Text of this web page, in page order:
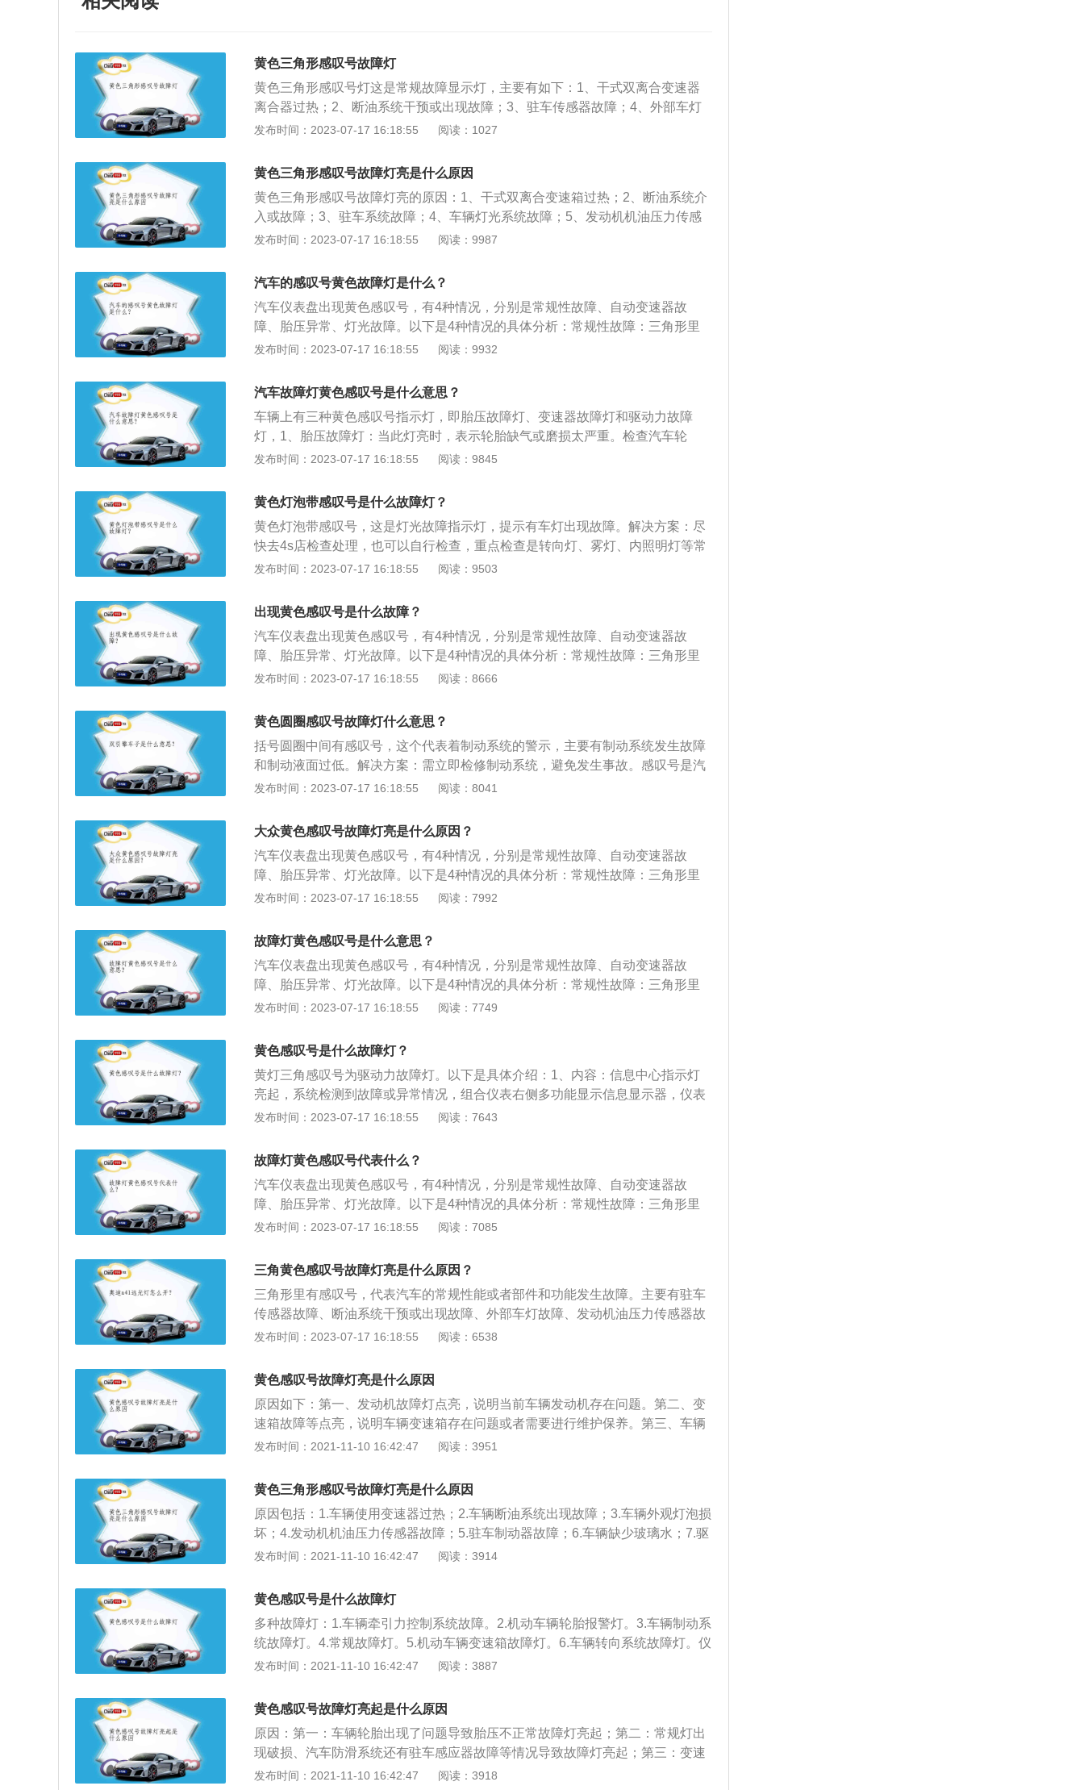
黄色三角形感叹号故障灯
黄色三角形感叹号灯这是常规故障显示灯，主要有如下：1、干式双离合变速器
离合器过热；2、断油系统干预或出现故障；3、驻车传感器故障；4、外部车灯
故障；5、发动机油压力传感器故障；6、驱动防滑系统警示或故障。括号圆圈中
开关后亮起几秒钟，启动发动机后熄灭；2、当拉起手制动时亮起，放下时熄
灭；3、制动液面过低，行驶过程中亮起；4、制动系统发生故障亮起。括号下面
一横中间1个叹号。这是轮胎气压监测警示灯，当车辆的某个轮胎的气压过低
时，该警告灯亮起。黄三角形感叹号故障灯亮，可以先关闭发动机，等待一段时
间之后重新点火，这个主要是因为变速箱过热，如果温度降下来，这个故障灯也
表车出问题了。
发布时间：2023-07-17 16:18:55 阅读：1027
黄色三角形感叹号故障灯亮是什么原因
黄色三角形感叹号故障灯亮的原因：1、干式双离合变速箱过热；2、断油系统介
入或故障；3、驻车系统故障；4、车辆灯光系统故障；5、发动机机油压力传感
器故障；6、驱动防滑系统警示或故障。三角形中间有一个感叹号，是常规故障
三角形感叹号灯就会亮起。汽车的常规故障的原因和解决方法：1、干式双离合
变速箱过热：当干式双离合变速器超负荷运转，使其离合器的温度异常增高时，
常规故障灯就会亮起。解决办法：这种情况要立即停车检查，等变速箱温度自然
冷却后再继续行驶。2、断油系统介入或故障：当发动机转速超过设计（设定）
转速的时候，发动机会切断供油，引起故障灯亮，或者断油系统故障引起故障灯
障：驻车系统出现故障一般是倒车雷达损坏了。解决办法：这种情况要检查汽车
的倒车雷达，必要时可以直接对其进行更换。4、车辆灯光系统故障：当汽车的
前大灯、雾灯、转向灯、刹车灯等受损时，也会引起常规故障灯亮。解决办法：
油压力传感器故障，说明发动机机油压力低于规定值，可能存在漏油现象。解决
对发动机进行检查维修。6、驱动防滑系统警示或故障：制动系统故障，可能是
缺少制动液或制动分泵损坏。解决办法：建议呼叫救援，用拖车拖去4s店对制动
系统进行检查维修。
发布时间：2023-07-17 16:18:55 阅读：9987
汽车的感叹号黄色故障灯是什么？
汽车仪表盘出现黄色感叹号，有4种情况，分别是常规性故障、自动变速器故
障、胎压异常、灯光故障。以下是4种情况的具体分析：常规性故障：三角形里
有感叹号，如果这个符号亮起，代表汽车的常规性能或者部件和功能发生故障。
力传感器故障等。需要前往4S店进行检修，查出故障来源。自动变速器故障：黄
色齿轮里面有感叹号，这是自动变速器故障警告灯，说明变速箱存在故障或变速
箱润滑油低于正常范围。需及时更换变速箱油。胎压异常：括号下面一横中间有
感叹号，这个代表着轮胎气压监测警示灯，当汽车的轮胎气压过低时，该警告灯
就会亮起。需检查汽车胎压，将胎压恢复到正常范围内。灯光故障：黄色灯泡感
处理，也可以自行检查，重点检查是转向灯、雾灯、内照明灯等常用的灯泡，看
看是哪里出现了问题。还有一种红色感叹号括号圆圈中间有感叹号，这个代表着
制动系统的警示，主要有制动系统发生故障和制动液面过低。需立即检修制动系
发布时间：2023-07-17 16:18:55 阅读：9932
汽车故障灯黄色感叹号是什么意思？
车辆上有三种黄色感叹号指示灯，即胎压故障灯、变速器故障灯和驱动力故障
灯，1、胎压故障灯：当此灯亮时，表示轮胎缺气或磨损太严重。检查汽车轮
胎，补充胎压；2、变速器故障指示灯：故障指示灯是一个档位模式。灯亮表示
驱动力控制系统已关闭。当车辆故障灯亮时，表示车辆某处发生故障，车主应及
时检查维修。
发布时间：2023-07-17 16:18:55 阅读：9845
黄色灯泡带感叹号是什么故障灯？
黄色灯泡带感叹号，这是灯光故障指示灯，提示有车灯出现故障。解决方案：尽
快去4s店检查处理，也可以自行检查，重点检查是转向灯、雾灯、内照明灯等常
用的灯泡，看看是哪里出现了问题。感叹号是汽车常见的故障提示，除了黄色灯
齿轮里面有感叹号、括号圆圈中间有感叹号、括号下面一横中间有感叹号。以下
是具体分析：常规性故障：三角形里有感叹号，如果这个符号亮起，代表汽车的
常规性能或者部件和功能发生故障。主要有驻车传感器故障、断油系统干预或出
现故障、外部车灯故障、发动机油压力传感器故障等。需要前往4S店进行检修，
查出故障来源。自动变速器故障：黄色齿轮里面有感叹号，这是自动变速器故障
油。制动系统故障：括号圆圈中间有感叹号，这个代表着制动系统的警示，主要
有制动系统发生故障和制动液面过低。需立即检修制动系统，避免发生事故。胎
压异常：括号下面一横中间有感叹号，这个代表着轮胎气压监测警示灯，当汽车
围内。
发布时间：2023-07-17 16:18:55 阅读：9503
出现黄色感叹号是什么故障？
汽车仪表盘出现黄色感叹号，有4种情况，分别是常规性故障、自动变速器故
障、胎压异常、灯光故障。以下是4种情况的具体分析：常规性故障：三角形里
有感叹号，如果这个符号亮起，代表汽车的常规性能或者部件和功能发生故障。
力传感器故障等。需要前往4S店进行检修，查出故障来源。自动变速器故障：黄
色齿轮里面有感叹号，这是自动变速器故障警告灯，说明变速箱存在故障或变速
箱润滑油低于正常范围。需及时更换变速箱油。胎压异常：括号下面一横中间有
感叹号，这个代表着轮胎气压监测警示灯，当汽车的轮胎气压过低时，该警告灯
就会亮起。需检查汽车胎压，将胎压恢复到正常范围内。灯光故障：黄色灯泡感
处理，也可以自行检查，重点检查是转向灯、雾灯、内照明灯等常用的灯泡，看
看是哪里出现了问题。还有一种红色感叹号括号圆圈中间有感叹号，这个代表着
制动系统的警示，主要有制动系统发生故障和制动液面过低。需立即检修制动系
发布时间：2023-07-17 16:18:55 阅读：8666
黄色圆圈感叹号故障灯什么意思？
括号圆圈中间有感叹号，这个代表着制动系统的警示，主要有制动系统发生故障
和制动液面过低。解决方案：需立即检修制动系统，避免发生事故。感叹号是汽
车常见的故障提示，除了括号圆圈中间有感叹号的提示外，感叹号的形式还有4
叹号、黄色灯泡带感叹号。以下是4种情况的具体分析：常规性故障：三角形里
有感叹号，如果这个符号亮起，代表汽车的常规性能或者部件和功能发生故障。
主要有驻车传感器故障、断油系统干预或出现故障、外部车灯故障、发动机油压
力传感器故障等。需要前往4S店进行检修，查出故障来源。自动变速器故障：黄
色齿轮里面有感叹号，这是自动变速器故障警告灯，说明变速箱存在故障或变速
感叹号，这个代表着轮胎气压监测警示灯，当汽车的轮胎气压过低时，该警告灯
就会亮起。需检查汽车胎压，将胎压恢复到正常范围内。灯光故障：黄色灯泡感
叹号，这是灯光故障指示灯，提示有车灯出现故障。解决方案：尽快去4s店检查
看是哪里出现了问题。
发布时间：2023-07-17 16:18:55 阅读：8041
大众黄色感叹号故障灯亮是什么原因？
汽车仪表盘出现黄色感叹号，有4种情况，分别是常规性故障、自动变速器故
障、胎压异常、灯光故障。以下是4种情况的具体分析：常规性故障：三角形里
有感叹号，如果这个符号亮起，代表汽车的常规性能或者部件和功能发生故障。
力传感器故障等。需要前往4S店进行检修，查出故障来源。自动变速器故障：黄
色齿轮里面有感叹号，这是自动变速器故障警告灯，说明变速箱存在故障或变速
箱润滑油低于正常范围。需及时更换变速箱油。胎压异常：括号下面一横中间有
感叹号，这个代表着轮胎气压监测警示灯，当汽车的轮胎气压过低时，该警告灯
就会亮起。需检查汽车胎压，将胎压恢复到正常范围内。灯光故障：黄色灯泡感
处理，也可以自行检查，重点检查是转向灯、雾灯、内照明灯等常用的灯泡，看
看是哪里出现了问题。还有一种红色感叹号括号圆圈中间有感叹号，这个代表着
制动系统的警示，主要有制动系统发生故障和制动液面过低。需立即检修制动系
发布时间：2023-07-17 16:18:55 阅读：7992
故障灯黄色感叹号是什么意思？
汽车仪表盘出现黄色感叹号，有4种情况，分别是常规性故障、自动变速器故
障、胎压异常、灯光故障。以下是4种情况的具体分析：常规性故障：三角形里
有感叹号，如果这个符号亮起，代表汽车的常规性能或者部件和功能发生故障。
力传感器故障等。需要前往4S店进行检修，查出故障来源。自动变速器故障：黄
色齿轮里面有感叹号，这是自动变速器故障警告灯，说明变速箱存在故障或变速
箱润滑油低于正常范围。需及时更换变速箱油。胎压异常：括号下面一横中间有
感叹号，这个代表着轮胎气压监测警示灯，当汽车的轮胎气压过低时，该警告灯
就会亮起。需检查汽车胎压，将胎压恢复到正常范围内。灯光故障：黄色灯泡感
处理，也可以自行检查，重点检查是转向灯、雾灯、内照明灯等常用的灯泡，看
看是哪里出现了问题。还有一种红色感叹号括号圆圈中间有感叹号，这个代表着
制动系统的警示，主要有制动系统发生故障和制动液面过低。需立即检修制动系
发布时间：2023-07-17 16:18:55 阅读：7749
黄色感叹号是什么故障灯？
黄灯三角感叹号为驱动力故障灯。以下是具体介绍：1、内容：信息中心指示灯
亮起，系统检测到故障或异常情况，组合仪表右侧多功能显示信息显示器，仪表
盘黄灯括号感叹号表示胎压故障灯，黄色齿轮仪表盘黄灯圆圈感叹号表示自动变
时此灯始终亮，表明TCS有问题。故障灯亮起应该立即检修。2、故障方面：有
转向沉重、转向系统过度负荷运转、转向器内部磨损、转向系统漏油。
发布时间：2023-07-17 16:18:55 阅读：7643
故障灯黄色感叹号代表什么？
汽车仪表盘出现黄色感叹号，有4种情况，分别是常规性故障、自动变速器故
障、胎压异常、灯光故障。以下是4种情况的具体分析：常规性故障：三角形里
有感叹号，如果这个符号亮起，代表汽车的常规性能或者部件和功能发生故障。
力传感器故障等。需要前往4S店进行检修，查出故障来源。自动变速器故障：黄
色齿轮里面有感叹号，这是自动变速器故障警告灯，说明变速箱存在故障或变速
箱润滑油低于正常范围。需及时更换变速箱油。胎压异常：括号下面一横中间有
感叹号，这个代表着轮胎气压监测警示灯，当汽车的轮胎气压过低时，该警告灯
就会亮起。需检查汽车胎压，将胎压恢复到正常范围内。灯光故障：黄色灯泡感
处理，也可以自行检查，重点检查是转向灯、雾灯、内照明灯等常用的灯泡，看
看是哪里出现了问题。还有一种红色感叹号括号圆圈中间有感叹号，这个代表着
制动系统的警示，主要有制动系统发生故障和制动液面过低。需立即检修制动系
发布时间：2023-07-17 16:18:55 阅读：7085
三角黄色感叹号故障灯亮是什么原因？
三角形里有感叹号，代表汽车的常规性能或者部件和功能发生故障。主要有驻车
传感器故障、断油系统干预或出现故障、外部车灯故障、发动机油压力传感器故
障等。解决办法：需要前往4S店进行检修，查出故障来源。感叹号是汽车常见的
色齿轮里面有感叹号、红色括号圆圈中间有感叹号、黄色括号下面一横中间有感
叹号、黄色灯泡带感叹号。以下是4种情况的具体分析：自动变速器故障：黄色
齿轮里面有感叹号，这是自动变速器故障警告灯，说明变速箱存在故障或变速箱
润滑油低于正常范围。需及时更换变速箱油。制动系统故障：括号圆圈中间有感
叹号，这个代表着制动系统的警示，主要有制动系统发生故障和制动液面过低。
这个代表着轮胎气压监测警示灯，当汽车的轮胎气压过低时，该警告灯就会亮
起。需检查汽车胎压，将胎压恢复到正常范围内。灯光故障：黄色灯泡感叹号，
这是灯光故障指示灯，提示有车灯出现故障。解决方案：尽快去4s店检查处理，
里出现了问题。
发布时间：2023-07-17 16:18:55 阅读：6538
黄色感叹号故障灯亮是什么原因
原因如下：第一、发动机故障灯点亮，说明当前车辆发动机存在问题。第二、变
速箱故障等点亮，说明车辆变速箱存在问题或者需要进行维护保养。第三、车辆
胎压检测灯点亮，车辆轮胎存在问题。一般来说，当车辆轮胎胎压存在问题的时
轮胎上出现小孔的时候，车辆轮胎胎压检测灯会点亮。提示车主当前轮胎正在失
压。车主需要根据提示，将对应位置的轮胎更换成备胎。如果车辆变速箱灯点
亮，说明当前车辆变速箱可能存在问题，车主需要对车辆变速箱进行维护和保
养。从而避免问题的产生。如果是车辆发动机故障灯点亮，说明当前车辆发动机
存在故障，大概率是火花塞出现故障，车主将火花塞更换即可。
发布时间：2021-11-10 16:42:47 阅读：3951
黄色三角形感叹号故障灯亮是什么原因
原因包括：1.车辆使用变速器过热；2.车辆断油系统出现故障；3.车辆外观灯泡损
坏；4.发动机机油压力传感器故障；5.驻车制动器故障；6.车辆缺少玻璃水；7.驱
动防滑系统故障。机动车辆的故障灯亮起，证明车辆出现了故障，需要对车辆的
以将车辆行驶到售后或者是维修厂，找到专业的维修师傅检测车辆，找到故障原
因对症进行维修，维修之后故障灯会消除。
发布时间：2021-11-10 16:42:47 阅读：3914
黄色感叹号是什么故障灯
多种故障灯：1.车辆牵引力控制系统故障。2.机动车辆轮胎报警灯。3.车辆制动系
统故障灯。4.常规故障灯。5.机动车辆变速箱故障灯。6.车辆转向系统故障灯。仪
表盘出现任何故障灯时，机动车辆都需要停车检修。机动车辆在正常使用的过程
人员对机动车辆的故障灯并不是很熟悉，可以将机动车辆行驶的品牌的售后或者
是维修厂，找到专业的维修人员，对机动车辆进行整体的检测，然后对症进行维
修。
发布时间：2021-11-10 16:42:47 阅读：3887
黄色感叹号故障灯亮起是什么原因
原因：第一：车辆轮胎出现了问题导致胎压不正常故障灯亮起；第二：常规灯出
现破损、汽车防滑系统还有驻车感应器故障等情况导致故障灯亮起；第三：变速
箱出现故障导致故障灯亮起。汽车黄色感叹号故障灯亮起有三种情况。第一：故
发布时间：2021-11-10 16:42:47 阅读：3918